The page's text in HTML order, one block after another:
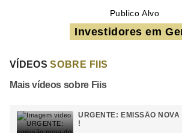
Publico Alvo
Investidores em
VÍDEOSSOBRE FIIS
Mais vídeos sobre Fiis
URGENTE: EMISSÃO NOVA
!